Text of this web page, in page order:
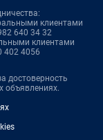
клиентами
640 34 32
клиентами
402 4056
достоверность
объявлениях.